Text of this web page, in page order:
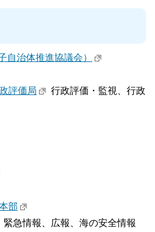
自治体推進協議会）
評価局
行政評価・監視、行政
部
緊急情報、広報、海の安全情報